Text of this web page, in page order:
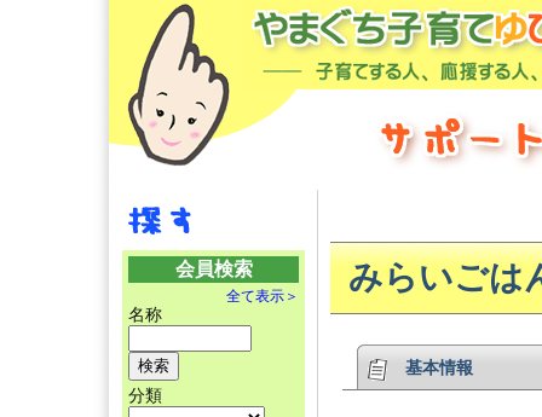
会員検索
全て表示＞
名称
分類
みらいごは
基本情報